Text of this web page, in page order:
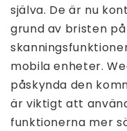
själva. De är nu
grund av bristen
mobila enheter.
påskynda den
är viktigt att
funktionerna mer